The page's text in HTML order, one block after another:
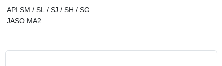
API SM / SL / SJ / SH / SG
JASO MA2